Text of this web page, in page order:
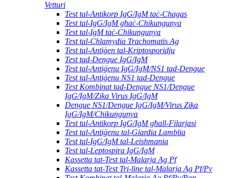
Vetturi
Test tal-Antikorp IgG/IgM taċ-Chagas
Test tal-IgG/IgM għaċ-Chikungunya
Test tal-IgM taċ-Chikungunya
Test tal-Chlamydia Trachomatis Ag
Test tal-Antiġen tal-Kriptosporidju
Test tad-Dengue IgG/IgM
Test tal-Antiġenu IgG/IgM/NS1 tad-Dengue
Test tal-Antiġenu NS1 tad-Dengue
Test Kombinat tad-Dengue NS1/Dengue
IgG/IgM/Zika Virus IgG/IgM
Dengue NS1/Dengue IgG/IgM/Virus Zika
IgG/IgM/Chikungunya
Test tal-Antikorp IgG/IgM għall-Filarjasi
Test tal-Antiġenu tal-Giardia Lamblia
Test tal-IgG/IgM tal-Leishmania
Test tal-Leptospira IgG/IgM
Kassetta tat-Test tal-Malarja Ag Pf
Kassetta tat-Test Tri-line tal-Malarja Ag Pf/Pv